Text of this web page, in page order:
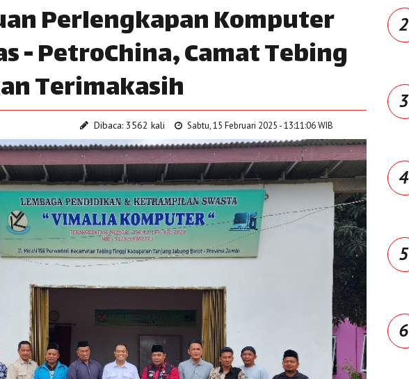
Perlengkapan Komputer
- PetroChina, Camat Tebing
Terimakasih
Dibaca: 3562 kali Sabtu, 15 Februari 2025 - 13:11:06 WIB
2
3
4
5
6